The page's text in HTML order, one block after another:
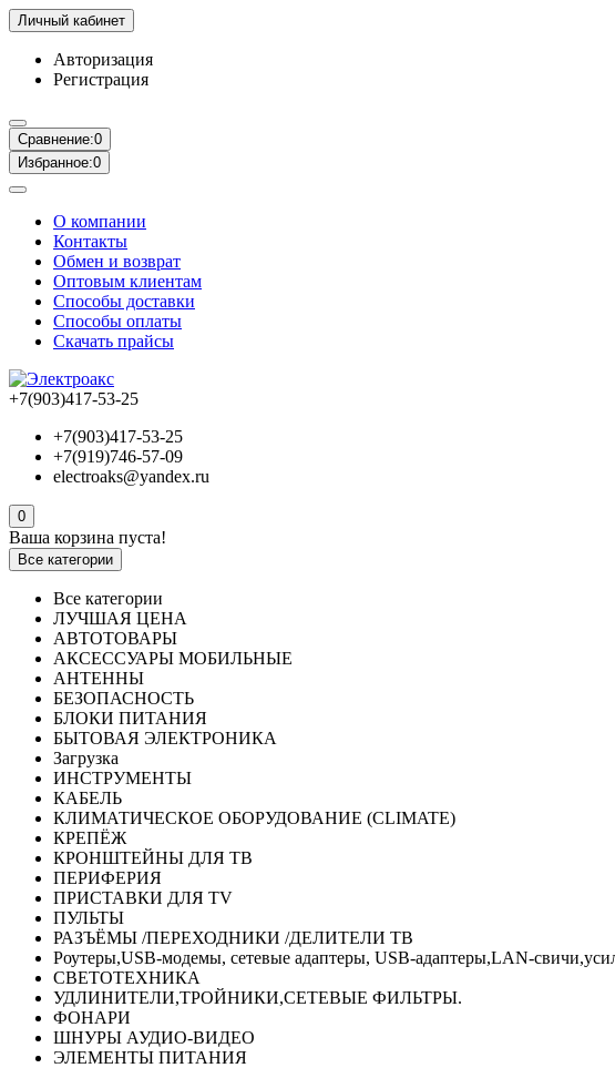
Личный кабинет
Авторизация
Регистрация
Сравнение:0
Избранное:0
О компании
Контакты
Обмен и возврат
Оптовым клиентам
Способы доставки
Способы оплаты
Скачать прайсы
+7(903)417-53-25
+7(903)417-53-25
+7(919)746-57-09
electroaks@yandex.ru
0
Ваша корзина пуста!
Все категории
Все категории
ЛУЧШАЯ ЦЕНА
АВТОТОВАРЫ
АКСЕССУАРЫ МОБИЛЬНЫЕ
АНТЕННЫ
БЕЗОПАСНОСТЬ
БЛОКИ ПИТАНИЯ
БЫТОВАЯ ЭЛЕКТРОНИКА
Загрузка
ИНСТРУМЕНТЫ
КАБЕЛЬ
КЛИМАТИЧЕСКОЕ ОБОРУДОВАНИЕ (CLIMATE)
КРЕПЁЖ
КРОНШТЕЙНЫ ДЛЯ ТВ
ПЕРИФЕРИЯ
ПРИСТАВКИ ДЛЯ TV
ПУЛЬТЫ
РАЗЪЁМЫ /ПЕРЕХОДНИКИ /ДЕЛИТЕЛИ ТВ
Роутеры,USB-модемы, сетевые адаптеры, USB-адаптеры,LAN-
СВЕТОТЕХНИКА
УДЛИНИТЕЛИ,ТРОЙНИКИ,СЕТЕВЫЕ ФИЛЬТРЫ.
ФОНАРИ
ШНУРЫ АУДИО-ВИДЕО
ЭЛЕМЕНТЫ ПИТАНИЯ